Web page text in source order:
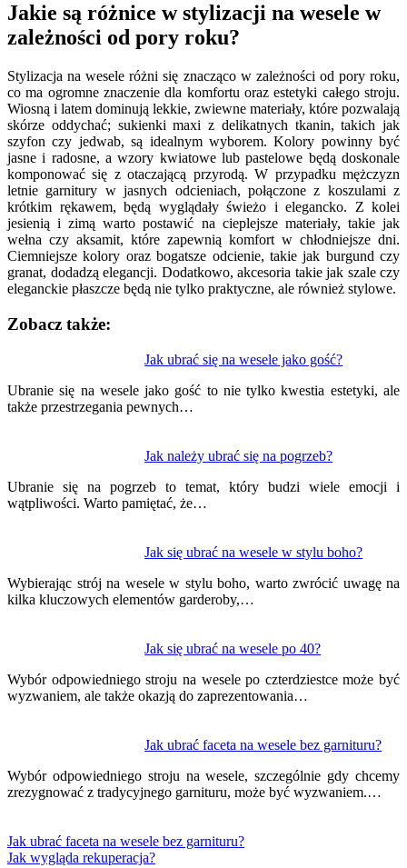
Jakie są różnice w stylizacji na wesele w
zależności od pory roku?
Stylizacja na wesele różni się znacząco w zależności od pory roku,
co ma ogromne znaczenie dla komfortu oraz estetyki całego stroju.
Wiosną i latem dominują lekkie, zwiewne materiały, które pozwalają
skórze oddychać; sukienki maxi z delikatnych tkanin, takich jak
szyfon czy jedwab, są idealnym wyborem. Kolory powinny być
jasne i radosne, a wzory kwiatowe lub pastelowe będą doskonale
komponować się z otaczającą przyrodą. W przypadku mężczyzn
letnie garnitury w jasnych odcieniach, połączone z koszulami z
krótkim rękawem, będą wyglądały świeżo i elegancko. Z kolei
jesienią i zimą warto postawić na cieplejsze materiały, takie jak
wełna czy aksamit, które zapewnią komfort w chłodniejsze dni.
Ciemniejsze kolory oraz bogatsze odcienie, takie jak burgund czy
granat, dodadzą elegancji. Dodatkowo, akcesoria takie jak szale czy
eleganckie płaszcze będą nie tylko praktyczne, ale również stylowe.
Zobacz także:
Jak ubrać się na wesele jako gość?
Ubranie się na wesele jako gość to nie tylko kwestia estetyki, ale
także przestrzegania pewnych…
Jak należy ubrać się na pogrzeb?
Ubranie się na pogrzeb to temat, który budzi wiele emocji i
wątpliwości. Warto pamiętać, że…
Jak się ubrać na wesele w stylu boho?
Wybierając strój na wesele w stylu boho, warto zwrócić uwagę na
kilka kluczowych elementów garderoby,…
Jak się ubrać na wesele po 40?
Wybór odpowiedniego stroju na wesele po czterdziestce może być
wyzwaniem, ale także okazją do zaprezentowania…
Jak ubrać faceta na wesele bez garnituru?
Wybór odpowiedniego stroju na wesele, szczególnie gdy chcemy
zrezygnować z tradycyjnego garnituru, może być wyzwaniem.…
wpisu
Jak ubrać faceta na wesele bez garnituru?
Jak wygląda rekuperacja?